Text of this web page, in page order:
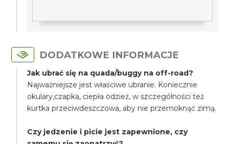
DODATKOWE INFORMACJE
Jak ubrać się na quada/buggy na off-road?
Najważniejsze jest właściwe ubranie. Koniecznie
okulary,czapka, ciepła odzież, w szczególności też
kurtka przeciwdeszczowa, aby nie przemoknąć zimą.
Czy jedzenie i picie jest zapewnione, czy